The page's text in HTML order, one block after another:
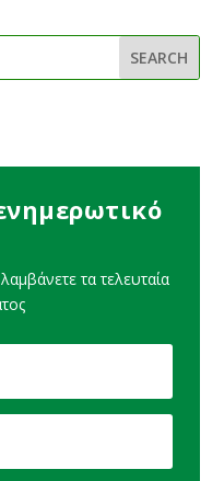
τα τελευταία